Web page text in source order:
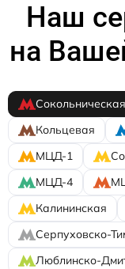
Наш
на
Сокольническая
Кольцевая
МЦД-1
МЦД-4
Калининская
Серпуховско-
Люблинско-